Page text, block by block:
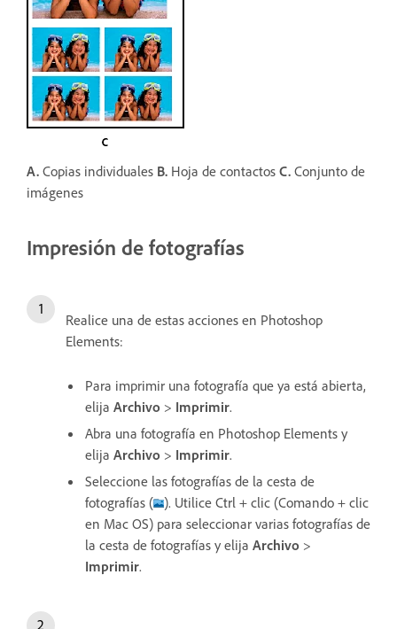
A. Copias individuales B. Hoja de contactos C. Conjunto de
imágenes
Impresión de fotografías
Realice una de estas acciones en Photoshop
Elements:
Para imprimir una fotografía que ya está abierta,
elija Archivo > Imprimir.
Abra una fotografía en Photoshop Elements y
elija Archivo > Imprimir.
Seleccione las fotografías de la cesta de
fotografías ( ). Utilice Ctrl + clic (Comando + clic
en Mac OS) para seleccionar varias fotografías de
la cesta de fotografías y elija Archivo >
Imprimir.